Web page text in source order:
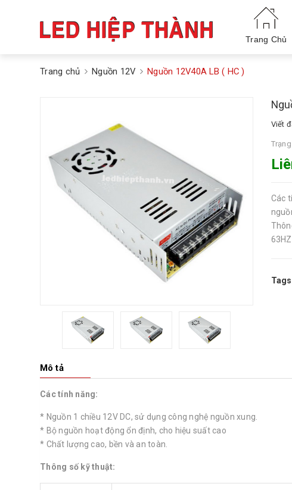
Trang Chủ
Trang chủ Nguồn 12V Nguồn 12V40A LB ( HC )
Viết
Các
63HZ
Mô tả
Các tính năng:
* Nguồn 1 chiều 12V DC, sử dụng công nghệ nguồn xung.
* Bộ nguồn hoạt động ổn định, cho hiệu suất cao
* Chất lượng cao, bền và an toàn.
Thông số kỹ thuật: